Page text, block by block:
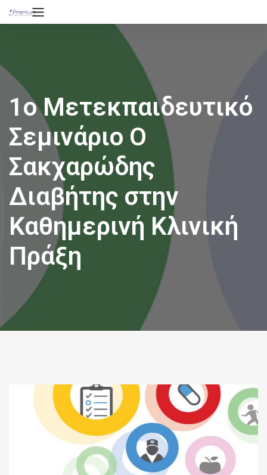
1ο Μετεκπαιδευτικό
Σεμινάριο Ο
Σακχαρώδης
Διαβήτης στην
Καθημερινή Κλινική
Πράξη